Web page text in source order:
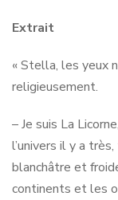
Extrait
« Stella, les yeux
religieusement.
– Je suis La
l’univers il y a
blanchâtre et
continents et les